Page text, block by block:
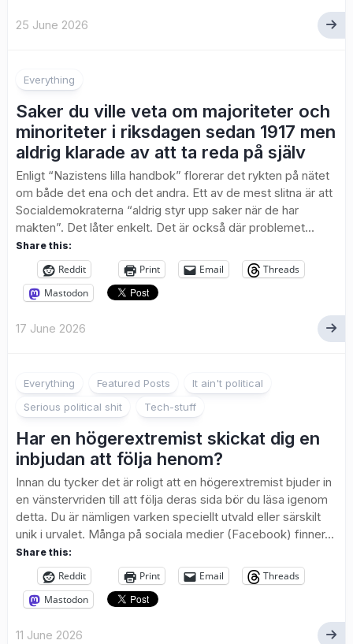
25 June 2026
Everything
Saker du ville veta om majoriteter och
minoriteter i riksdagen sedan 1917 men
aldrig klarade av att ta reda på själv
Enligt “Nazistens lilla handbok” florerar det rykten på nätet
om både det ena och det andra. Ett av de mest slitna är att
Socialdemokraterna “aldrig styr upp saker när de har
makten”. Det låter enkelt. Det är också där problemet...
Share this:
Reddit Print Email
Threads
Mastodon
17 June 2026
Everything Featured Posts
It ain't political
Serious political shit
Tech-stuff
Har en högerextremist skickat dig en
inbjudan att följa henom?
Innan du tycker det är roligt att en högerextremist bjuder in
en vänstervriden till att följa deras sida bör du läsa igenom
detta. Du är nämligen varken speciellt utvald eller särskilt
unik i urvalet. Många på sociala medier (Facebook) finner...
Share this:
Reddit Print Email
Threads
Mastodon
11 June 2026